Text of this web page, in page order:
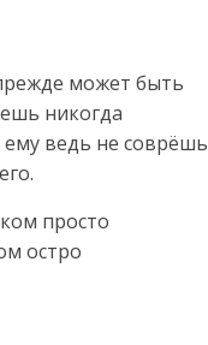
может быть
никогда
ведь не соврёшь
просто
остро